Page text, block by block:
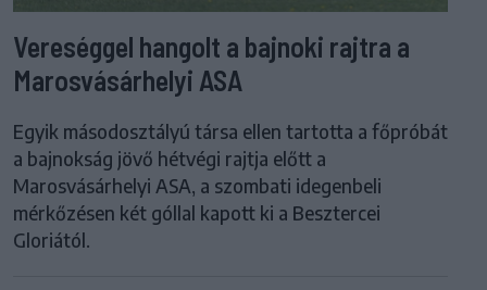
Vereséggel hangolt a bajnoki rajtra a
Marosvásárhelyi ASA
Egyik másodosztályú társa ellen tartotta a főpróbát
a bajnokság jövő hétvégi rajtja előtt a
Marosvásárhelyi ASA, a szombati idegenbeli
mérkőzésen két góllal kapott ki a Besztercei
Gloriától.